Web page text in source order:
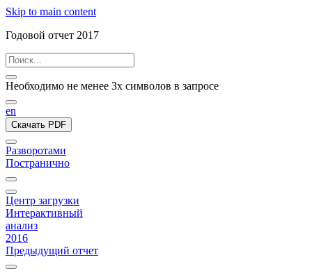
Skip to main content
Годовой отчет 2017
Необходимо не менее 3х символов в запросе
en
Скачать PDF
Разворотами
Постранично
Центр загрузки
Интерактивный
анализ
2016
Предыдущий отчет